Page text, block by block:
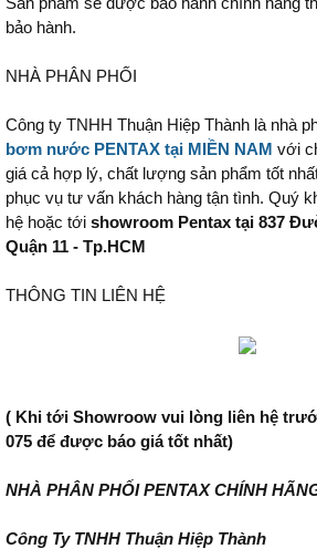
bảo hành.
NHÀ PHÂN PHỐI
Công ty TNHH Thuận Hiệp Thành là nhà
bơm nước PENTAX tại MIỀN NAM với
giá cả hợp lý, chất lượng sản phẩm tốt
phục vụ tư vấn khách hàng tận tình. Quý
hệ hoặc tới showroom Pentax tại 837
Quận 11 - Tp.HCM
THÔNG TIN LIÊN HỆ
( Khi tới Showroow vui lòng liên hệ
075 để được báo giá tốt nhất)
NHÀ PHÂN PHỐI PENTAX CHÍNH
Công Ty TNHH Thuận Hiệp Thành